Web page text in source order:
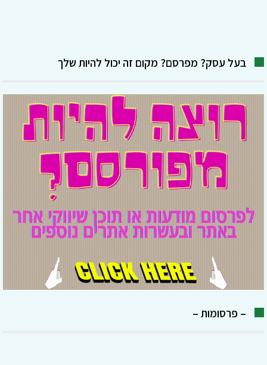
בעל עסק? מפרסם? מקום זה יכול להיות שלך
– פרסומות –